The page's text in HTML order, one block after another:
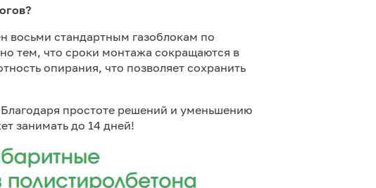
восьми стандартным газоблокам по
тем, что сроки монтажа сокращаются в
опирания, что позволяет сохранить
Благодаря простоте решений и уменьшению
занимать до 14 дней!